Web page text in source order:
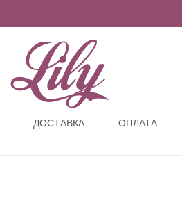
ДОСТАВКА ОПЛАТА